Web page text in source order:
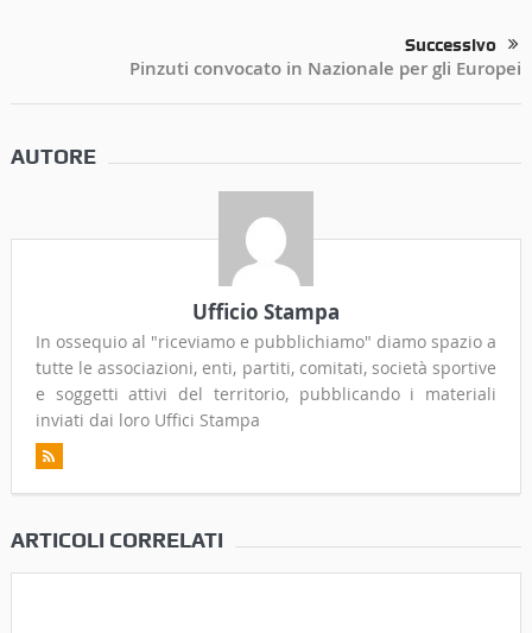
Successivo
Pinzuti convocato in Nazionale per gli Europei
AUTORE
Ufficio Stampa
In ossequio al "riceviamo e pubblichiamo" diamo spazio a
tutte le associazioni, enti, partiti, comitati, società sportive
e soggetti attivi del territorio, pubblicando i materiali
inviati dai loro Uffici Stampa
ARTICOLI CORRELATI